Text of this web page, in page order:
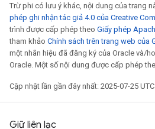
Trừ phi có lưu ý khác, nội dung của trang
phép ghi nhận tác giả 4.0 của Creative
trình được cấp phép theo Giấy phép
tham khảo Chính sách trên trang web của
một nhãn hiệu đã đăng ký của Oracle và/
Oracle. Một số nội dung được cấp phép
Cập nhật lần gần đây nhất: 2025-07-25
Giữ liên lạc